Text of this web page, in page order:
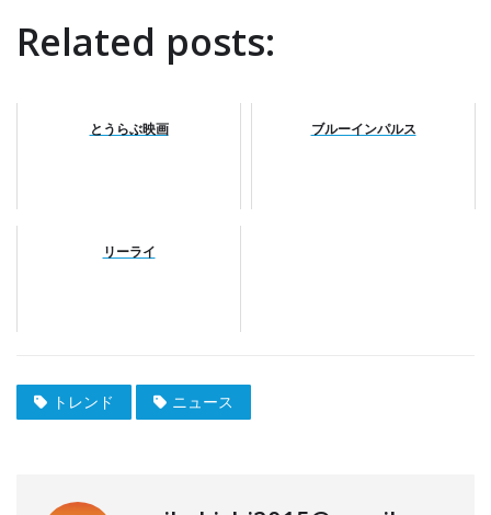
Related posts:
とうらぶ映画 ブルーインパルス
リーライ
トレンド ニュース